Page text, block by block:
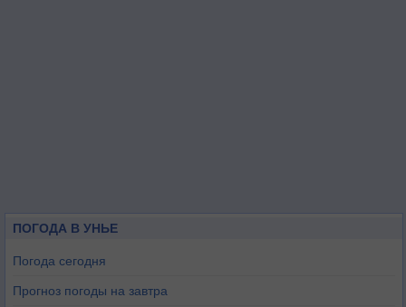
ПОГОДА В УНЬЕ
Погода сегодня
Прогноз погоды на завтра